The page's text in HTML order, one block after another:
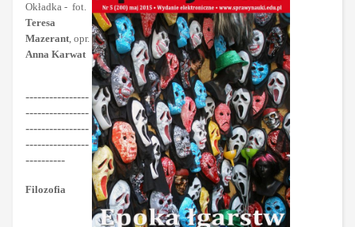
Okładka - fot.
Teresa
Mazerant, opr.
Anna Karwat
----------------
----------------
----------------
----------------
----------
Filozofia